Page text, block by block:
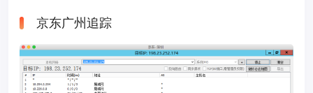
京东广州追踪